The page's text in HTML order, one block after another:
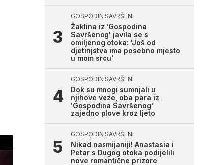
GOSPODIN SAVRŠENI
Žaklina iz 'Gospodina
Savršenog' javila se s
omiljenog otoka: 'Još od
djetinjstva ima posebno mjesto
u mom srcu'
GOSPODIN SAVRŠENI
Dok su mnogi sumnjali u
njihove veze, oba para iz
'Gospodina Savršenog'
zajedno plove kroz ljeto
GOSPODIN SAVRŠENI
Nikad nasmijaniji! Anastasia i
Petar s Dugog otoka podijelili
nove romantične prizore